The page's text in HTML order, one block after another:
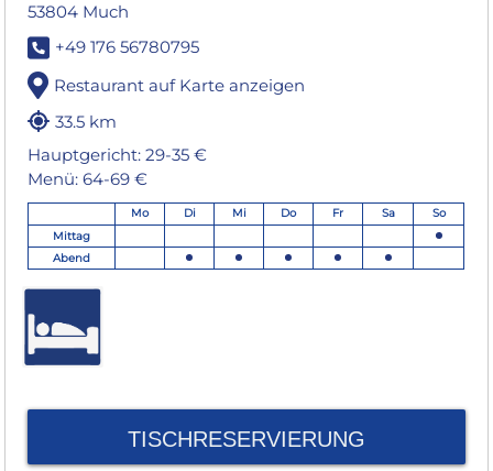
53804 Much
+49 176 56780795
Restaurant auf Karte anzeigen
33.5 km
Hauptgericht: 29-35 €
Menü: 64-69 €
Mo Di Mi Do Fr Sa
So
Mittag
Abend
TISCHRESERVIERUNG